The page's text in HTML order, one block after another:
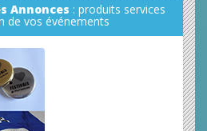
Annonces : produits services
de vos événements